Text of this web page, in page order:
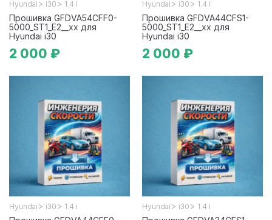
Hyundai > i30 > 1.4 i
Прошивка GFDVA54CFF0-
5000_ST1_E2__xx для
Hyundai i30
2 000 ₽
Hyundai > i30 > 1.4 i
Прошивка GFDVA44CFS1-
5000_ST1_E2__xx для
Hyundai i30
2 000 ₽
Hyundai > i30 > 1.4 i Hyundai > i30 > 1.4 i